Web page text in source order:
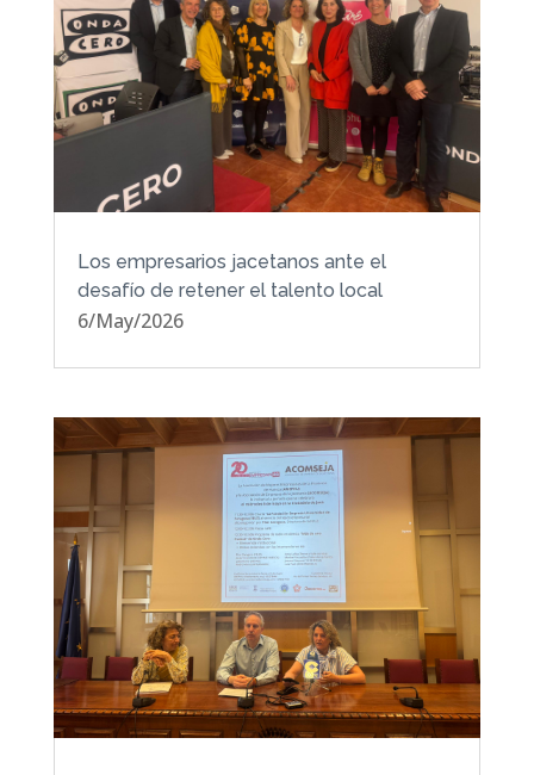
Los empresarios jacetanos ante el
desafío de retener el talento local
6/May/2026